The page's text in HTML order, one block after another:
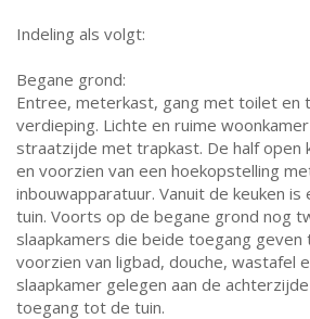
Indeling als volgt:
Begane grond:
Entree, meterkast, gang met toilet en
verdieping. Lichte en ruime
straatzijde met trapkast. De half open
en voorzien van een hoekopstelling
inbouwapparatuur. Vanuit de keuken
tuin. Voorts op de begane grond nog
slaapkamers die beide toegang
voorzien van ligbad, douche, wastafel
slaapkamer gelegen aan de
toegang tot de tuin.